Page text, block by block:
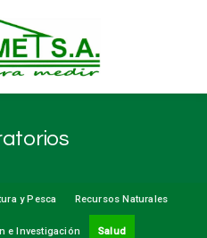
y Pesca Recursos Naturales
e Investigación Salud